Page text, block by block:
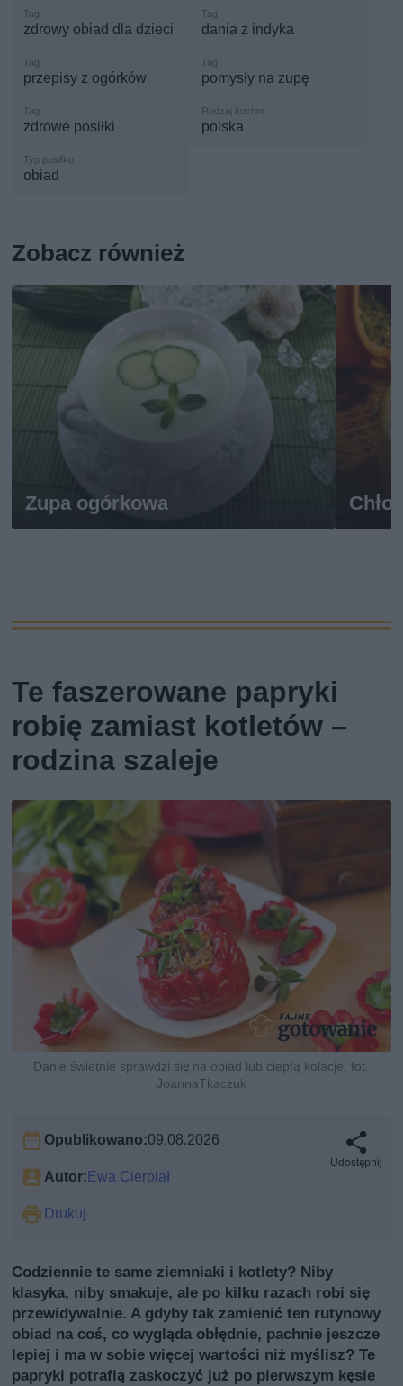
zdrowy obiad dla dzieci dania z indyka
przepisy z ogórków pomysły na zupę
zdrowe posiłki polska
obiad
Zobacz również
Zupa ogórkowa
Te faszerowane papryki
robię zamiast kotletów –
rodzina szaleje
Danie świetnie sprawdzi się na obiad lub ciepłą kolacje, fot.
JoannaTkaczuk
Opublikowano:09.08.2026
Autor: Ewa Cierpiał
Drukuj
Udostępnij
Codziennie te same ziemniaki i kotlety? Niby
klasyka, niby smakuje, ale po kilku razach robi się
przewidywalnie. A gdyby tak zamienić ten rutynowy
obiad na coś, co wygląda obłędnie, pachnie jeszcze
lepiej i ma w sobie więcej wartości niż myślisz? Te
papryki potrafią zaskoczyć już po pierwszym kęsie